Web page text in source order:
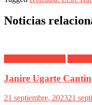
Noticias
Janire Ugarte
21 septiembre, 202321